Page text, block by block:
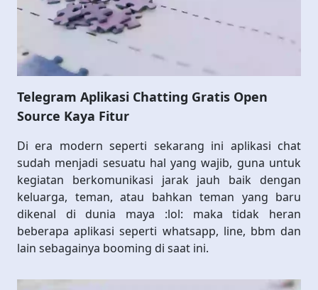
Telegram Aplikasi Chatting Gratis Open
Source Kaya Fitur
Di era modern seperti sekarang ini aplikasi chat
sudah menjadi sesuatu hal yang wajib, guna untuk
kegiatan berkomunikasi jarak jauh baik dengan
keluarga, teman, atau bahkan teman yang baru
dikenal di dunia maya :lol: maka tidak heran
beberapa aplikasi seperti whatsapp, line, bbm dan
lain sebagainya booming di saat ini.